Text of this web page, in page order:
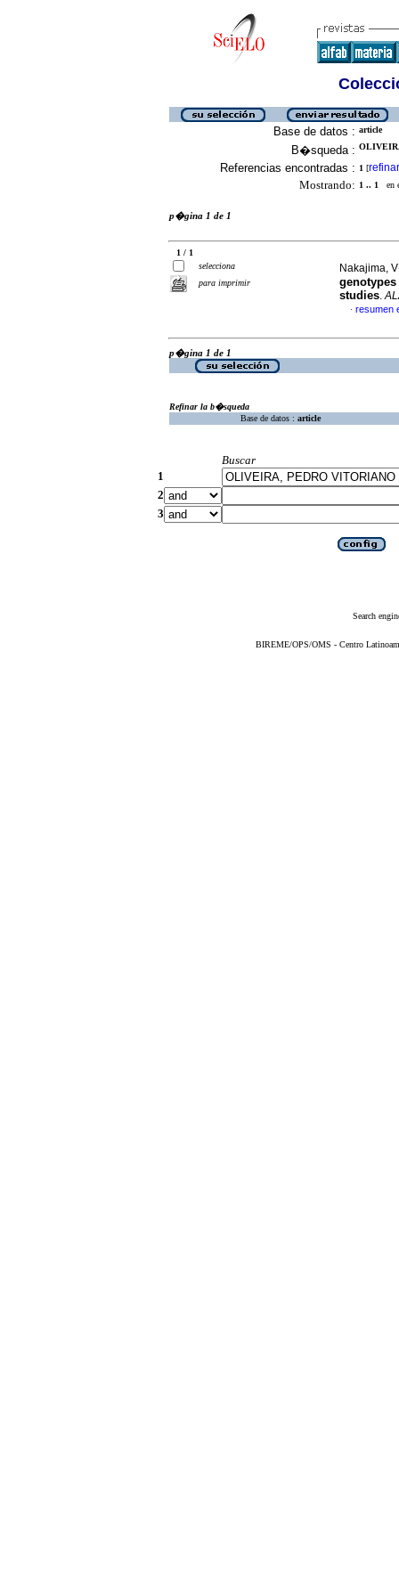
Base de datos : article
B�squeda :
Referencias encontradas : 1 [refinar
Mostrando: 1 .. 1 en
p�gina 1 de 1
1 / 1
selecciona
para imprimir
Nakajima,
studies.
· resumen
p�gina 1 de 1
Refinar la b�squeda
Base de datos : article
Buscar
1
2
3
Search
BIREME/OPS/OMS - Centro